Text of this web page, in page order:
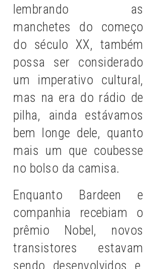
lembrando as
manchetes do começo
do século XX, também
possa ser considerado
um imperativo cultural,
mas na era do rádio de
pilha, ainda estávamos
bem longe dele, quanto
mais um que coubesse
no bolso da camisa.
Enquanto Bardeen e
companhia recebiam o
prêmio Nobel, novos
transistores estavam
sendo desenvolvidos e,